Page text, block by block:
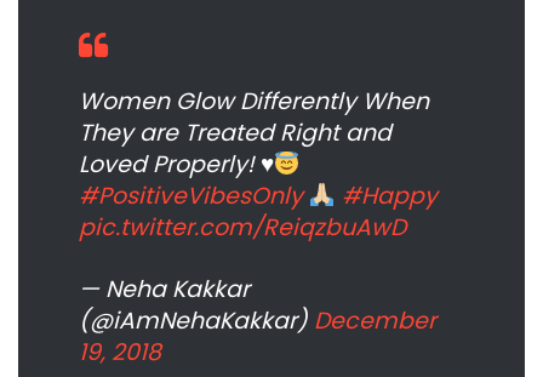
Women Glow Differently When
They are Treated Right and
Loved Properly!♥️
#PositiveVibesOnly
#Happy
pic.twitter.com/ReiqzbuAwD
— Neha Kakkar
(@iAmNehaKakkar) December
19, 2018